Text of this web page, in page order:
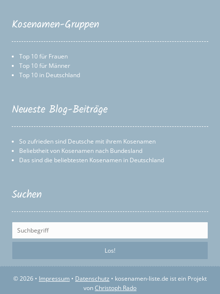
Kosenamen-Gruppen
Top 10 für Frauen
Top 10 für Männer
Top 10 in Deutschland
Neueste Blog-Beiträge
So zufrieden sind Deutsche mit ihrem Kosenamen
Beliebtheit von Kosenamen nach Bundesland
Das sind die beliebtesten Kosenamen in Deutschland
Suchen
© 2026 • Impressum • Datenschutz • kosenamen-liste.de ist ein Projekt
vonChristoph Rado